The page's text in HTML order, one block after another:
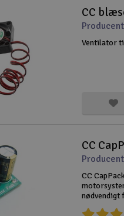
CC
Ventilator
CC
CC
nødvendigt